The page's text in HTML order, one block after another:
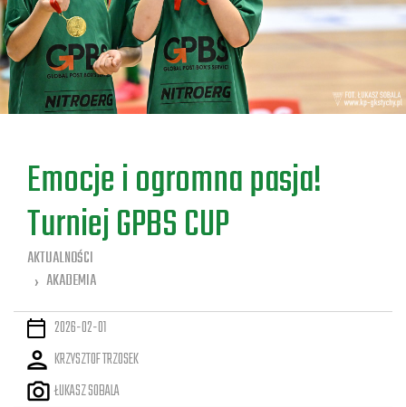
a
Emocje i ogromna pasja!
Turniej GPBS CUP
AKTUALNOŚCI
AKADEMIA
2026-02-01
KRZYSZTOF TRZOSEK
ŁUKASZ SOBALA